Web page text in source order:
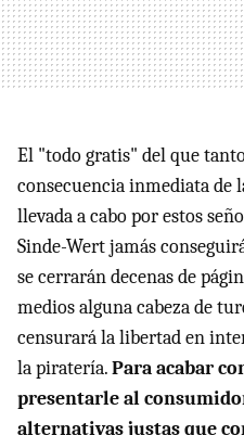
El "todo gratis" del que
consecuencia inmediata de
llevada a cabo por estos
Sinde-Wert jamás
se cerrarán decenas de
medios alguna cabeza de
censurará la libertad en
la piratería.Para acabar
presentarle al
alternativas justas que